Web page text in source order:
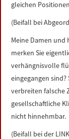
gleichen
(Beifall bei
Meine Damen und
merken Sie
verhängnisvolle
eingegangen sind?
verbreiten falsche
gesellschaftliche
nicht hinnehmbar.
(Beifall bei der